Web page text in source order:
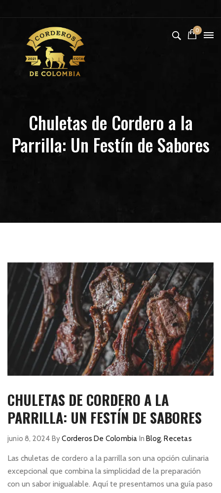
0
Chuletas de Cordero a la
Parrilla: Un Festín de Sabores
CHULETAS DE CORDERO A LA
PARRILLA: UN FESTÍN DE SABORES
junio 8, 2024 ByCorderos De Colombia In Blog, Recetas
Las chuletas de cordero a la parrilla son una opción culinaria
excepcional que combina la simplicidad de la preparación
con un sabor inigualable. Aquí te presentamos una guía paso